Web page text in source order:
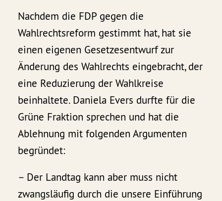
Nachdem die FDP gegen die
Wahlrechtsreform gestimmt hat, hat sie
einen eigenen Gesetzesentwurf zur
Änderung des Wahlrechts eingebracht, der
eine Reduzierung der Wahlkreise
beinhaltete. Daniela Evers durfte für die
Grüne Fraktion sprechen und hat die
Ablehnung mit folgenden Argumenten
begründet:
– Der Landtag kann aber muss nicht
zwangsläufig durch die unsere Einführung